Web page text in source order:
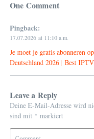
One Comment
Pingback:
17.07.2026 at 11:10 a.m.
Je moet je gratis abonneren
Deutschland 2026 | Best
Leave a Reply
Deine E-Mail-Adresse wird
sind mit * markiert